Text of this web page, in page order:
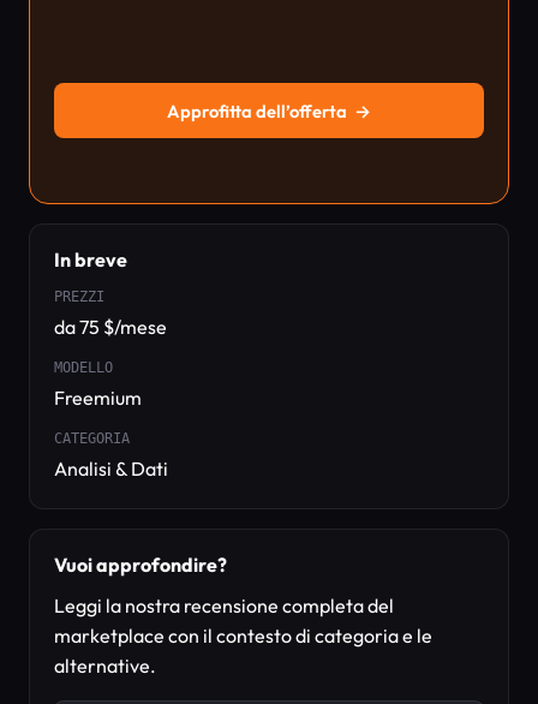
Approfitta dell’offerta →
In breve
PREZZI
da 75 $/mese
MODELLO
Freemium
CATEGORIA
Analisi & Dati
Vuoi approfondire?
Leggi la nostra recensione completa del
marketplace con il contesto di categoria e le
alternative.